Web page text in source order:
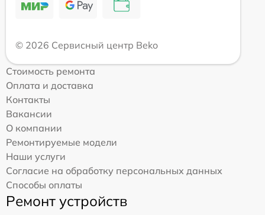
© 2026 Сервисный центр Beko
Стоимость ремонта
Оплата и доставка
Контакты
Вакансии
О компании
Ремонтируемые модели
Наши услуги
Согласие на обработку персональных данных
Способы оплаты
Ремонт устройств